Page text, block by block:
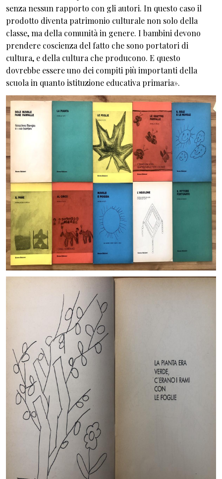
senza nessun rapporto con gli autori. In questo caso il
prodotto diventa patrimonio culturale non solo della
classe, ma della comunità in genere. I bambini devono
prendere coscienza del fatto che sono portatori di
cultura, e della cultura che producono. E questo
dovrebbe essere uno dei compiti più importanti della
scuola in quanto istituzione educativa primaria».